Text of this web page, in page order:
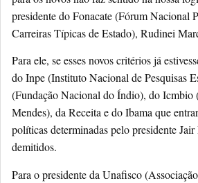
presidente do Fonacate (Fórum Nacional
Carreiras Típicas de Estado), Rudinei
Para ele, se esses novos critérios já
do Inpe (Instituto Nacional de Pesquisas
(Fundação Nacional do Índio), do Icmbio
Mendes), da Receita e do Ibama que
políticas determinadas pelo presidente
demitidos.
Para o presidente da Unafisco